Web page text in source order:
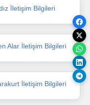
İletişim Bilgileri
Alar İletişim Bilgileri
İletişim Bilgileri